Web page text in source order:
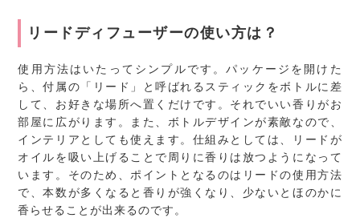
リードディフューザーの使い方は？
使用方法はいたってシンプルです。パッケージを開けた
ら、付属の「リード」と呼ばれるスティックをボトルに差
して、お好きな場所へ置くだけです。それでいい香りがお
部屋に広がります。また、ボトルデザインが素敵なので、
インテリアとしても使えます。仕組みとしては、リードが
オイルを吸い上げることで周りに香りは放つようになって
います。そのため、ポイントとなるのはリードの使用方法
で、本数が多くなると香りが強くなり、少ないとほのかに
香らせることが出来るのです。